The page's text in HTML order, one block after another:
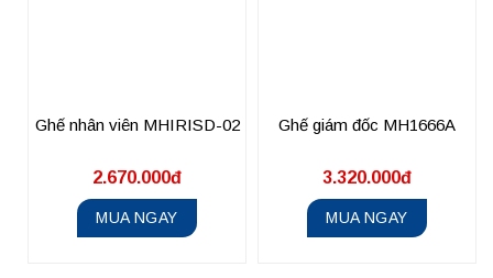
Ghế nhân viên MHIRISD-02
2.670.000đ
MUA NGAY
Ghế giám đốc MH1666A
3.320.000đ
MUA NGAY